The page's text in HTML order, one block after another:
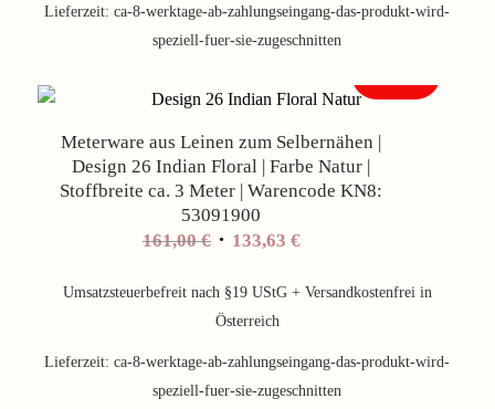
Lieferzeit:ca-8-werktage-ab-zahlungseingang-das-produkt-wird-
speziell-fuer-sie-zugeschnitten
Meterware aus Leinen zum Selbernähen |
Design 26 Indian Floral | Farbe Natur |
Stoffbreite ca. 3 Meter | Warencode KN8:
53091900
161,00€ Ursprünglicher
war:
161,00 €
133,63 €Aktueller
ist:
Umsatzsteuerbefreit nach §19 UStG + Versandkostenfrei in
Österreich
Lieferzeit:ca-8-werktage-ab-zahlungseingang-das-produkt-wird-
speziell-fuer-sie-zugeschnitten